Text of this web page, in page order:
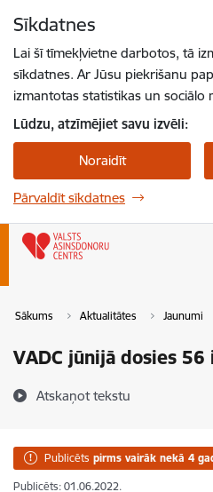
Sīkdatnes
Lai šī tīmekļvietne darbotos, tā
sīkdatnes. Ar Jūsu piekrišanu
izmantotas statistikas un sociālo
Lūdzu, atzīmējiet savu izvēli:
Noraidīt
Pārvaldīt sīkdatnes
Sākums Aktualitātes Jaunumi
VADC jūnijā dosies
Atskaņot tekstu
Publicēts pirms vairāk nekā 4
Publicēts: 01.06.2022.